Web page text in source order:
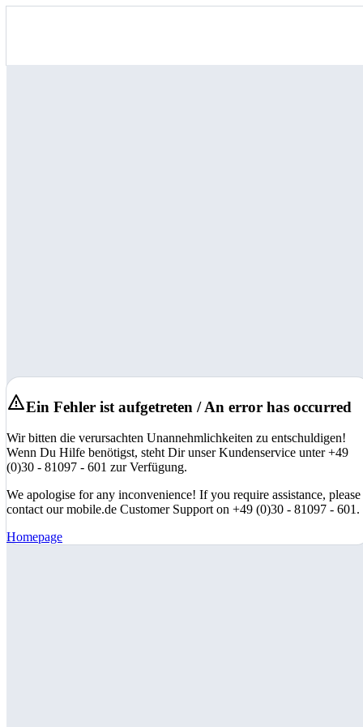
Ein Fehler ist aufgetreten / An error has occurred
Wir bitten die verursachten Unannehmlichkeiten zu entschuldigen!
Wenn Du Hilfe benötigst, steht Dir unser Kundenservice unter +49
(0)30 - 81097 - 601 zur Verfügung.
We apologise for any inconvenience! If you require assistance, please
contact our mobile.de Customer Support on +49 (0)30 - 81097 - 601.
Homepage